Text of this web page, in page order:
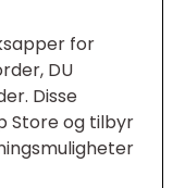
for
DU
Disse
Store og tilbyr